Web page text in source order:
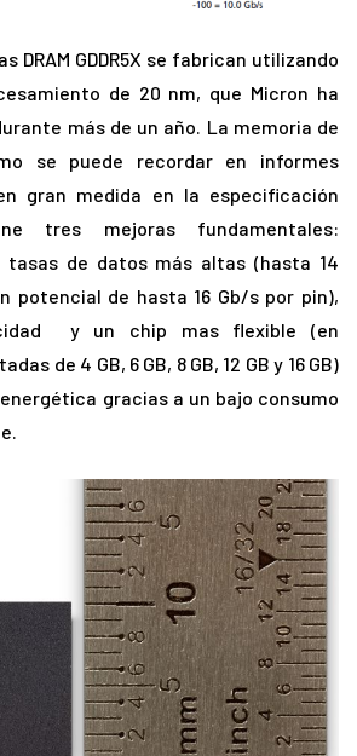
DRAM GDDR5X se fabrican utilizando
de 20 nm, que Micron ha
más de un año. La memoria de
se puede recordar en informes
gran medida en la especificación
tres mejoras fundamentales:
tasas de datos más altas (hasta 14
potencial de hasta 16 Gb/s por pin),
y un chip mas flexible (en
de 4 GB, 6 GB, 8 GB, 12 GB y 16 GB)
gracias a un bajo consumo